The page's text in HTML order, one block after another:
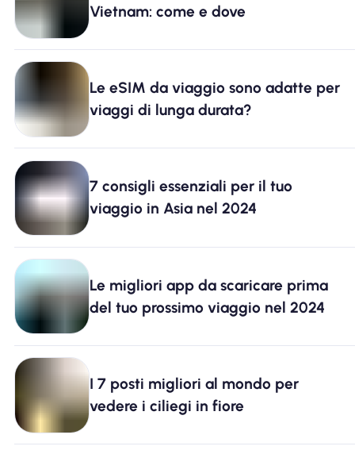
Per affari
Vietnam: come e dove
Le eSIM da viaggio sono adatte per
viaggi di lunga durata?
7 consigli essenziali per il tuo
viaggio in Asia nel 2024
Le migliori app da scaricare prima
del tuo prossimo viaggio nel 2024
I 7 posti migliori al mondo per
vedere i ciliegi in fiore